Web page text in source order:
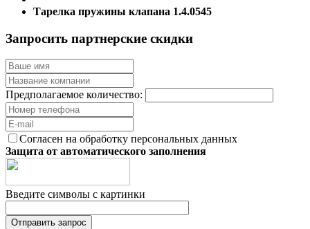
Тарелка пружины клапана 1.4.0545
Запросить партнерские скидки
Предполагаемое количество:
Согласен на обработку персональных данных
Защита от автоматического заполнения
Введите символы с картинки